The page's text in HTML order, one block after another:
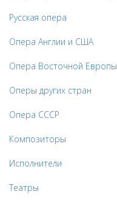
Русская опера
Опера Англии и США
Опера Восточной Европы
Оперы других стран
Опера СССР
Композиторы
Исполнители
Театры